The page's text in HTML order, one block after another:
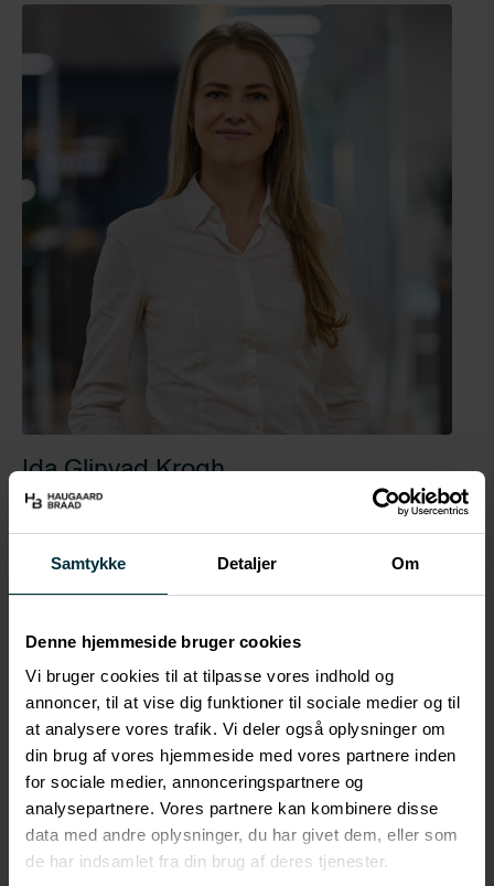
Samtykke Detaljer Om
Denne hjemmeside bruger cookies
Vi bruger cookies til at tilpasse vores indhold og
annoncer, til at vise dig funktioner til sociale medier og til
at analysere vores trafik. Vi deler også oplysninger om
din brug af vores hjemmeside med vores partnere inden
for sociale medier, annonceringspartnere og
analysepartnere. Vores partnere kan kombinere disse
data med andre oplysninger, du har givet dem, eller som
de har indsamlet fra din brug af deres tjenester.
Ida Glinvad Krogh
Advokat
igk@hblaw.dk
(+45) 51 18 44 74
Profil
Ida er advokat hos HaugaardBraad og har været en
del af teamet siden 2024. Hun arbejder bredt inden for
erhvervsret, fast ejendom og insolvens og formår med
sit detaljeorienterede fokus at skabe overblik og
struktur i komplekse opgaver.
Ida er cand.jur. fra Aalborg Universitet, dimitteret i